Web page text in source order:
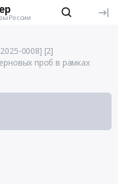
России
0008] [2]
проб в рамках